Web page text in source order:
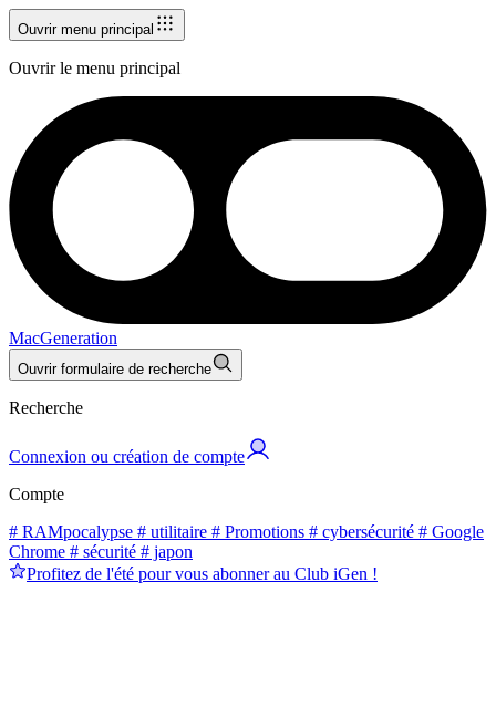
Ouvrir menu principal
Ouvrir le menu principal
MacGeneration
Ouvrir formulaire de recherche
Recherche
Connexion ou création de compte
Compte
# RAMpocalypse # utilitaire # Promotions # cybersécurité # Google
Chrome # sécurité # japon
Profitez de l'été pour vous abonner au Club iGen !